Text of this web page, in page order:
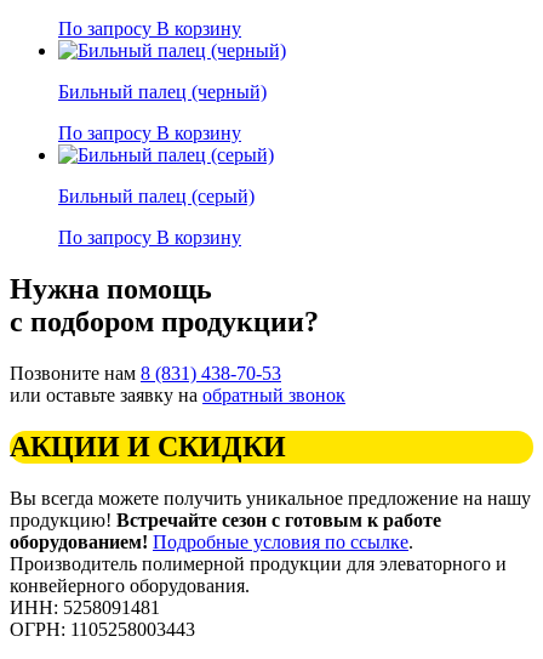
По запросу В корзину
Бильный палец (черный)
По запросу В корзину
Бильный палец (серый)
По запросу В корзину
Нужна помощь
с подбором продукции?
Позвоните нам 8 (831) 438-70-53
или оставьте заявку на обратный звонок
АКЦИИ И СКИДКИ
Вы всегда можете получить уникальное предложение на нашу
продукцию! Встречайте сезон с готовым к работе
оборудованием! Подробные условия по ссылке.
Производитель полимерной продукции для элеваторного и
конвейерного оборудования.
ИНН: 5258091481
ОГРН: 1105258003443